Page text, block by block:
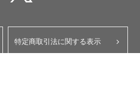
特定商取引法に関する表示